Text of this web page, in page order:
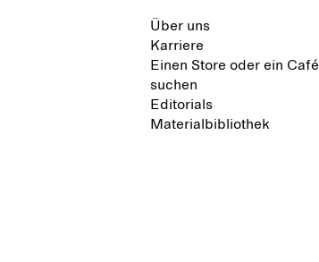
Über uns
Karriere
Einen Store oder ein Café
suchen
Editorials
Materialbibliothek